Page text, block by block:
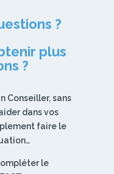
?
plus
?
Conseiller, sans
dans vos
faire le
le